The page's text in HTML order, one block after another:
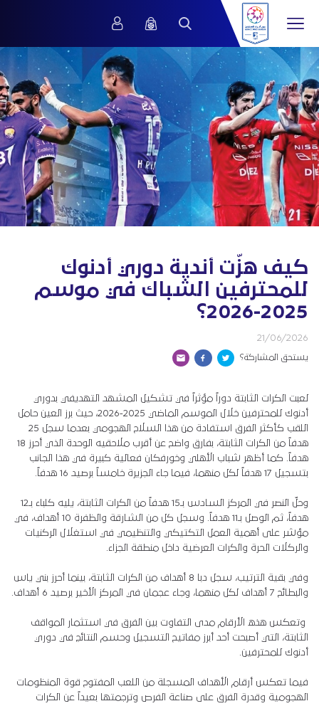
كيف هزّت أندية دوري أدنوك
للمحترفين الشباك في موسم
2025-2026؟
21/06/2026
يستحق المشاركة؟
لعبت الكرات الثابتة دوراً مؤثراً في تشكيل المشهد التهديفي بدوري
أدنوك للمحترفين خلال الموسم الماضي 2025-2026، حيث برز العين حامل
اللقب كأكثر الفرق استفادة من هذا السلاح الهجومي بعدما سجل 25
هدفاً من الكرات الثابتة، بفارق واضح عن أقرب ملاحقيه الوحدة الذي أحرز 18
هدفاً. كما أظهر شباب الأهلي وخورفكان فعالية كبيرة في هذا الجانب
بتسجيل 17 هدفاً لكل منهما، فيما جاء الجزيرة خامساً برصيد 16 هدفاً.
وحلّ النصر في المركز السادس بـ15 هدفاً من الكرات الثابتة، يليه كلباء بـ12
هدفاً، ثم الوصل بـ11 هدفاً. وسجل كل من الشارقة والظفرة 10 أهداف، في
مؤشر على أهمية العمل التكتيكي والتنظيمي في استغلال الركنيات
والركلات الحرة والكرات العرضية داخل منطقة الجزاء.
وفي بقية الترتيب، سجل دبا 8 أهداف من الكرات الثابتة، بينما أحرز بني ياس
والبطائح 7 أهداف لكل منهما، وجاء عجمان في المركز الأخير برصيد 6 أهداف.
وتعكس هذه الأرقام مدى التفاوت بين الفرق في استثمار المواقف
الثابتة، التي أصبحت أحد أبرز مفاتيح التسجيل وحسم النتائج في دوري
أدنوك للمحترفين.
فيما تعكس أرقام الأهداف المسجلة من اللعب المفتوح قوة المنظومات
الهجومية وقدرة الفرق على صناعة الفرص وترجمتها بعيداً عن الكرات